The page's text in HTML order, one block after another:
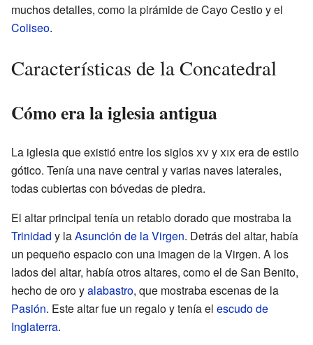
muchos detalles, como la pirámide de Cayo Cestio y el
Coliseo.
Características de la Concatedral
Cómo era la iglesia antigua
La iglesia que existió entre los siglosxvyxixera de estilo
gótico. Tenía una nave central y varias naves laterales,
todas cubiertas con bóvedas de piedra.
El altar principal tenía un retablo dorado que mostraba la
Trinidad y laAsunción de la Virgen. Detrás del altar, había
un pequeño espacio con una imagen de la Virgen. A los
lados del altar, había otros altares, como el de San Benito,
hecho de oro yalabastro, que mostraba escenas de la
Pasión. Este altar fue un regalo y tenía el escudo de
Inglaterra.